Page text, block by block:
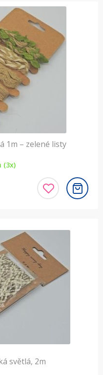
1m – zelené listy
(3x)
světlá, 2m